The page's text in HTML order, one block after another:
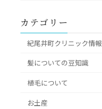
カテゴリー
紀尾井町クリニック情報
髪についての豆知識
植毛について
お土産